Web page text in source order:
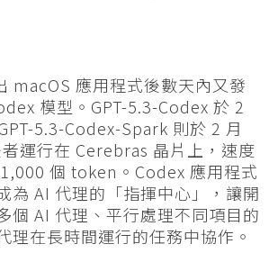
macOS 應用程式後數天內又發
模型。GPT-5.3-Codex 於 2
5.3-Codex-Spark 則於 2 月
運行在 Cerebras 晶片上，速度
個 token。Codex 應用程式
為 AI 代理的「指揮中心」，讓開
個 AI 代理、平行處理不同項目的
理在長時間運行的任務中協作。